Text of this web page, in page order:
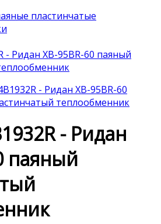
пластинчатые
- Ридан XB-95BR-60 паяный
- Ридан
паяный